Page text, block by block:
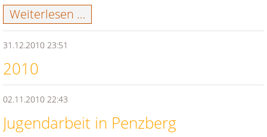
Weiterlesen …
beim
31.12.2010 23:51
2010
02.11.2010 22:43
Jugendarbeit in Penzberg